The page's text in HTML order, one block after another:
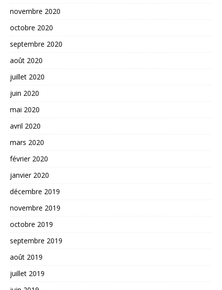
novembre 2020
octobre 2020
septembre 2020
août 2020
juillet 2020
juin 2020
mai 2020
avril 2020
mars 2020
février 2020
janvier 2020
décembre 2019
novembre 2019
octobre 2019
septembre 2019
août 2019
juillet 2019